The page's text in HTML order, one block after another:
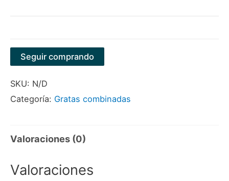
Seguir comprando
SKU: N/D
Categoría: Gratas combinadas
Valoraciones (0)
Valoraciones